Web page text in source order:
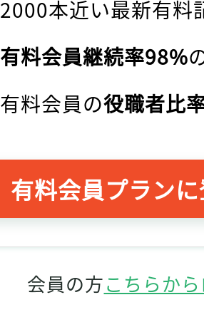
2000本近い最新有料
有料会員継続率98%
有料会員の役職者比
有料会員プラン
会員の方こちらか